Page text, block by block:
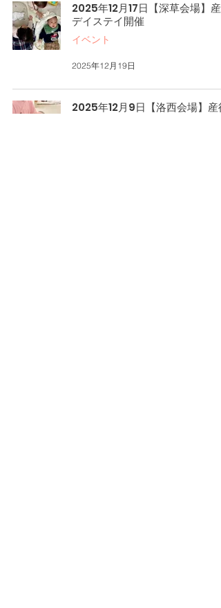
2025年12月17日【深草会場】産
デイステイ開催
イベント
2025年12月19日
2025年12月9日【洛西会場】産後